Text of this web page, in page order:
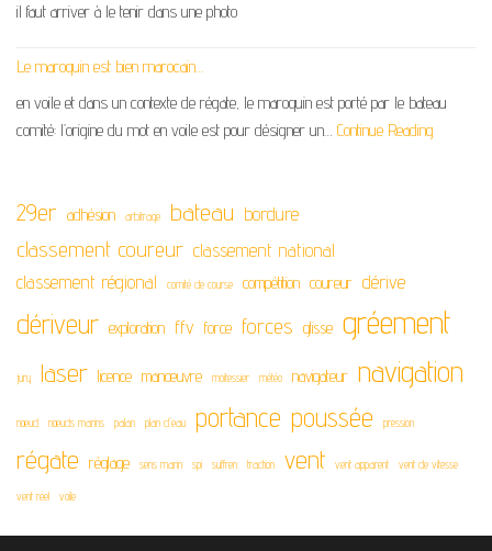
il faut arriver à le tenir dans une photo
Le maroquin est bien marocain…
en voile et dans un contexte de régate, le maroquin est porté par le bateau
comité: l’origine du mot en voile est pour désigner un… Continue Reading
29er adhésion arbitrage bateau bordure
classement coureur classement national
classement régional
comité de course compétition coureur dérive
dériveur exploration ffv force forces glisse gréement
jury laser licence manœuvre moitessier météo navigateur navigation
nœud nœuds marins palan plan d'eau portance poussée pression
régate réglage sens marin spi suffren traction vent vent apparent vent de vitesse
vent réel voile